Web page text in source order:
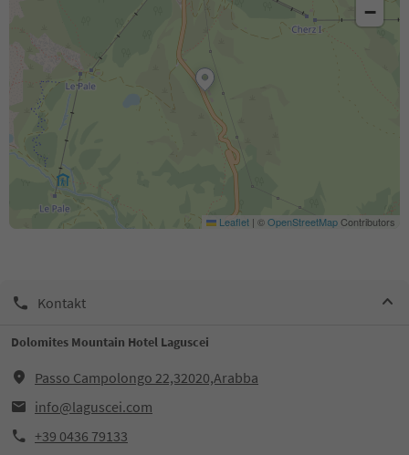
−
Leaflet | ©OpenStreetMapContributors
Kontakt
Dolomites Mountain Hotel Laguscei
Passo Campolongo 22,32020,Arabba
info@laguscei.com
+39 0436 79133